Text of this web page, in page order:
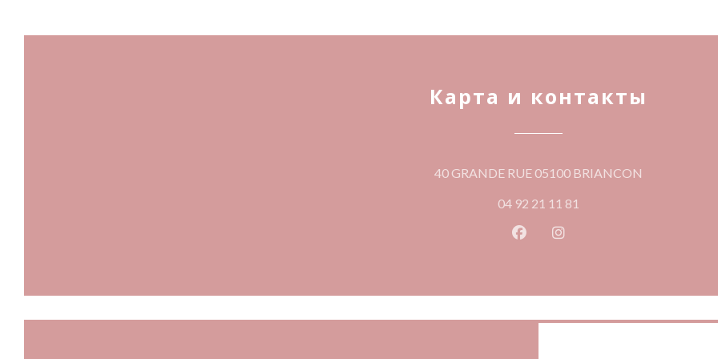
Карта и контакты
40 GRANDE RUE 05100 BRIANCON
04 92 21 11 81
Facebook ((открывается в
Instagram ((открывается